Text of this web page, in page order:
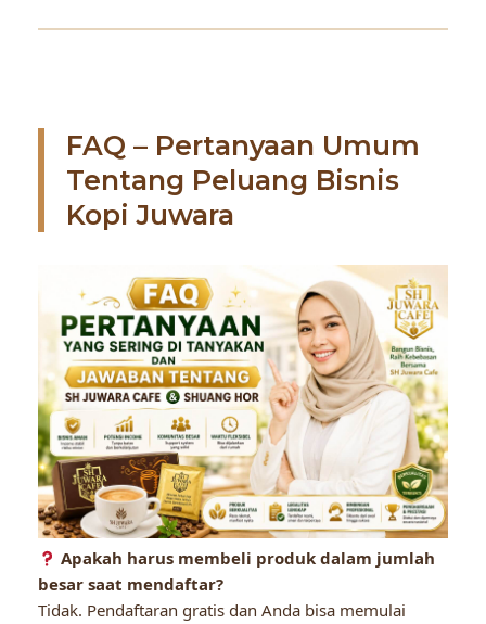
FAQ – Pertanyaan Umum
Tentang Peluang Bisnis
Kopi Juwara
Apakah harus membeli produk dalam jumlah
besar saat mendaftar?
Tidak. Pendaftaran gratis dan Anda bisa memulai